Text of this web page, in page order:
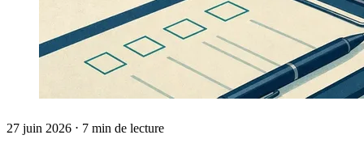
27 juin 2026 ⋅ 7 min de lecture